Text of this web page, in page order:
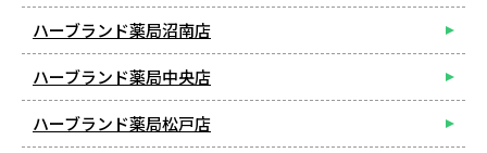
ハーブランド薬局沼南店
ハーブランド薬局中央店
ハーブランド薬局松戸店